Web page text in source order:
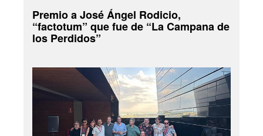
Premio a José Ángel Rodicio,
“factotum” que fue de “La Campana de
los Perdidos”